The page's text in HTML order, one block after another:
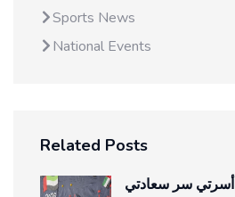
Sports News
National Events
Related Posts
أسرتي سر سعادتي